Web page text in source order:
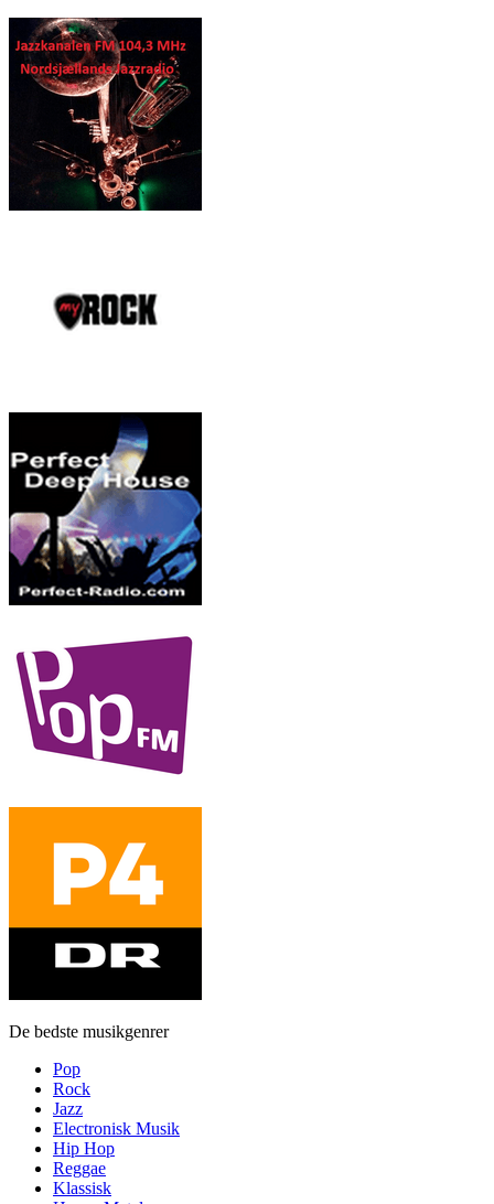
De bedste musikgenrer
Pop
Rock
Jazz
Electronisk Musik
Hip Hop
Reggae
Klassisk